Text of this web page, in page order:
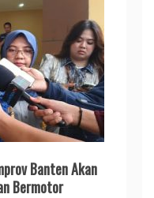
Banten Akan
Bermotor